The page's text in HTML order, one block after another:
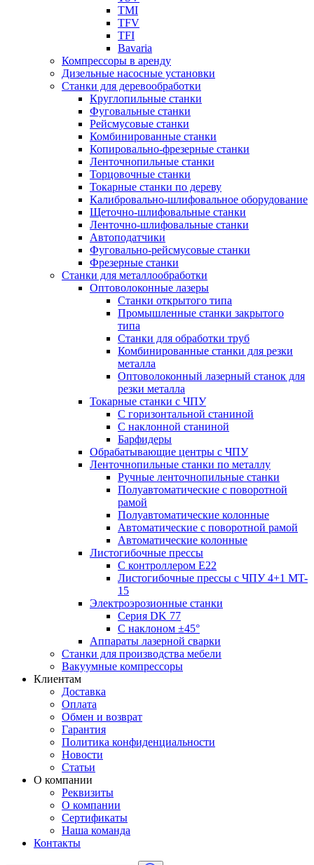
TMI
TFV
TFI
Bavaria
Компрессоры в аренду
Дизельные насосные установки
Станки для деревообработки
Круглопильные станки
Фуговальные станки
Рейсмусовые станки
Комбинированные станки
Копировально-фрезерные станки
Ленточнопильные станки
Торцовочные станки
Токарные станки по дереву
Калибровально-шлифовальное оборудование
Щеточно-шлифовальные станки
Ленточно-шлифовальные станки
Автоподатчики
Фуговально-рейсмусовые станки
Фрезерные станки
Станки для металлообработки
Оптоволоконные лазеры
Станки открытого типа
Промышленные станки закрытого
типа
Станки для обработки труб
Комбинированные станки для резки
металла
Оптоволоконный лазерный станок для
резки металла
Токарные станки с ЧПУ
С горизонтальной станиной
С наклонной станиной
Барфидеры
Обрабатывающие центры с ЧПУ
Ленточнопильные станки по металлу
Ручные ленточнопильные станки
Полуавтоматические с поворотной
рамой
Полуавтоматические колонные
Автоматические с поворотной рамой
Автоматические колонные
Листогибочные прессы
С контроллером E22
Листогибочные прессы с ЧПУ 4+1 MT-
15
Электроэрозионные станки
Серия DK 77
С наклоном ±45°
Аппараты лазерной сварки
Станки для производства мебели
Вакуумные компрессоры
Клиентам
Доставка
Оплата
Обмен и возврат
Гарантия
Политика конфиденциальности
Новости
Статьи
О компании
Реквизиты
О компании
Сертификаты
Наша команда
Контакты